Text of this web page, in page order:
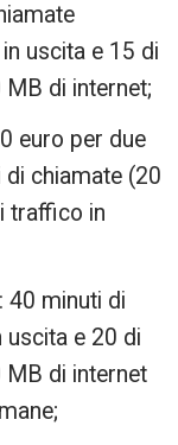
uscita e 15 di
di internet;
euro per due
chiamate (20
traffico in
40 minuti di
e 20 di
di internet